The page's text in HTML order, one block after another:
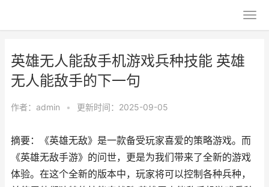
英雄无人能敌手机游戏兵种技能 英雄
无人能敌手的下一句
作者： admin • 更新时间：2025-09-05
摘要：《英雄无敌》是一款备受玩家喜爱的策略游戏。而
《英雄无敌手游》的问世，更是为我们带来了全新的游戏
体验。在这个全新的版本中，玩家将可以控制各种兵种，